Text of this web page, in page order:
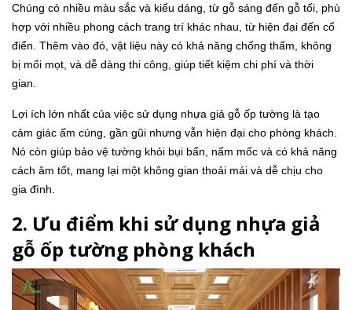
Chúng có nhiều màu sắc và kiểu dáng, từ gỗ sáng đến gỗ tối, phù
hợp với nhiều phong cách trang trí khác nhau, từ hiện đại đến cổ
điển. Thêm vào đó, vật liệu này có khả năng chống thấm, không
bị mối mọt, và dễ dàng thi công, giúp tiết kiệm chi phí và thời
gian.
Lợi ích lớn nhất của việc sử dụng nhựa giả gỗ ốp tường là tạo
cảm giác ấm cúng, gần gũi nhưng vẫn hiện đại cho phòng khách.
Nó còn giúp bảo vệ tường khỏi bụi bẩn, nấm mốc và có khả năng
cách âm tốt, mang lại một không gian thoải mái và dễ chịu cho
gia đình.
2. Ưu điểm khi sử dụng nhựa giả
gỗ ốp tường phòng khách